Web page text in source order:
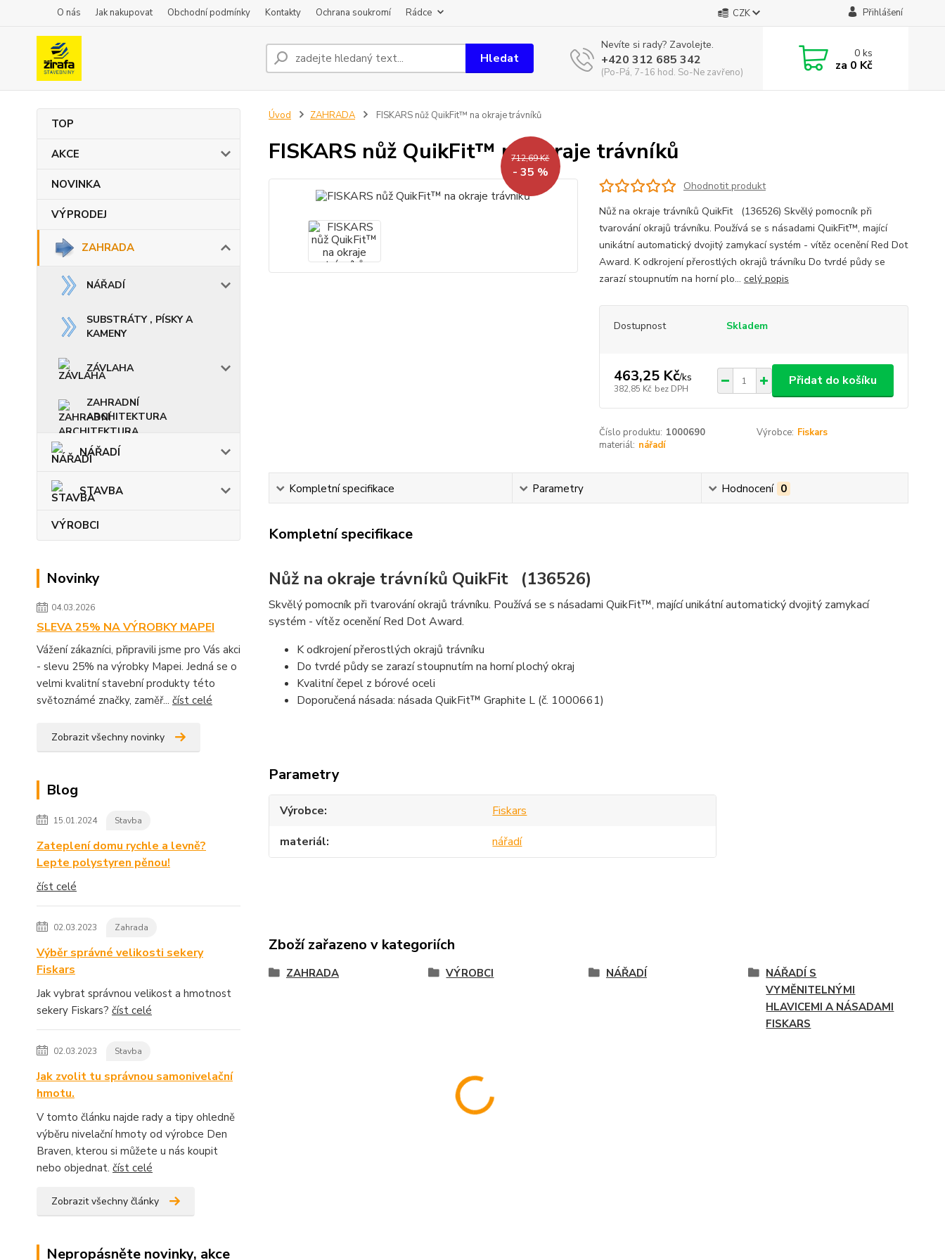
O nás Jak nakupovat Obchodní podmínky Kontakty Ochrana soukromí Rádce CZK Přihlášení
Hledat
Nevíte si rady? Zavolejte.
+420 312 685 342
(Po-Pá, 7-16 hod. So-Ne zavřeno)
0ks
za 0 Kč
TOP
AKCE
NOVINKA
VÝPRODEJ
ZAHRADA
NÁŘADÍ
SUBSTRÁTY , PÍSKY A
KAMENY
ZÁVLAHA
ZAHRADNÍ
ARCHITEKTURA
NÁŘADÍ
STAVBA
VÝROBCI
Novinky
04.03.2026
SLEVA 25% NA VÝROBKY MAPEI
Vážení zákazníci, připravili jsme pro Vás akci
- slevu 25% na výrobky Mapei. Jedná se o
velmi kvalitní stavební produkty této
světoznámé značky, zaměř... číst celé
Zobrazit všechny novinky
Blog
15.01.2024 Stavba
Zateplení domu rychle a levně?
Lepte polystyren pěnou!
číst celé
02.03.2023 Zahrada
Výběr správné velikosti sekery
Fiskars
Jak vybrat správnou velikost a hmotnost
sekery Fiskars? číst celé
02.03.2023 Stavba
Jak zvolit tu správnou samonivelační
hmotu.
V tomto článku najde rady a tipy ohledně
výběru nivelační hmoty od výrobce Den
Braven, kterou si můžete u nás koupit
nebo objednat. číst celé
Zobrazit všechny články
Nepropásněte novinky, akce
Úvod ZAHRADA FISKARS nůž QuikFit™ na okraje trávníků
FISKARS nůž QuikFit™ na okraje trávníků
712,69 Kč
- 35 %
Ohodnotit produkt
Nůž na okraje trávníků QuikFit (136526) Skvělý pomocník při
tvarování okrajů trávníku. Používá se s násadami QuikFit™, mající
unikátní automatický dvojitý zamykací systém - vítěz ocenění Red Dot
Award. K odkrojení přerostlých okrajů trávníku Do tvrdé půdy se
zarazí stoupnutím na horní plo... celý popis
Dostupnost Skladem
463,25 Kč/ks
382,85 Kč bez DPH
Přidat do košíku
Číslo produktu: 1000690 Výrobce: Fiskars
materiál: nářadí
Kompletní specifikace Parametry Hodnocení 0
Kompletní specifikace
Nůž na okraje trávníků QuikFit (136526)
Skvělý pomocník při tvarování okrajů trávníku. Používá se s násadami QuikFit™, mající unikátní automatický dvojitý zamykací
systém - vítěz ocenění Red Dot Award.
K odkrojení přerostlých okrajů trávníku
Do tvrdé půdy se zarazí stoupnutím na horní plochý okraj
Kvalitní čepel z bórové oceli
Doporučená násada: násada QuikFit™ Graphite L (č. 1000661)
Parametry
Výrobce
Fiskars
materiál
nářadí
Zboží zařazeno v kategoriích
ZAHRADA VÝROBCI NÁŘADÍ
NÁŘADÍ S
VYMĚNITELNÝMI
HLAVICEMI A NÁSADAMI
FISKARS